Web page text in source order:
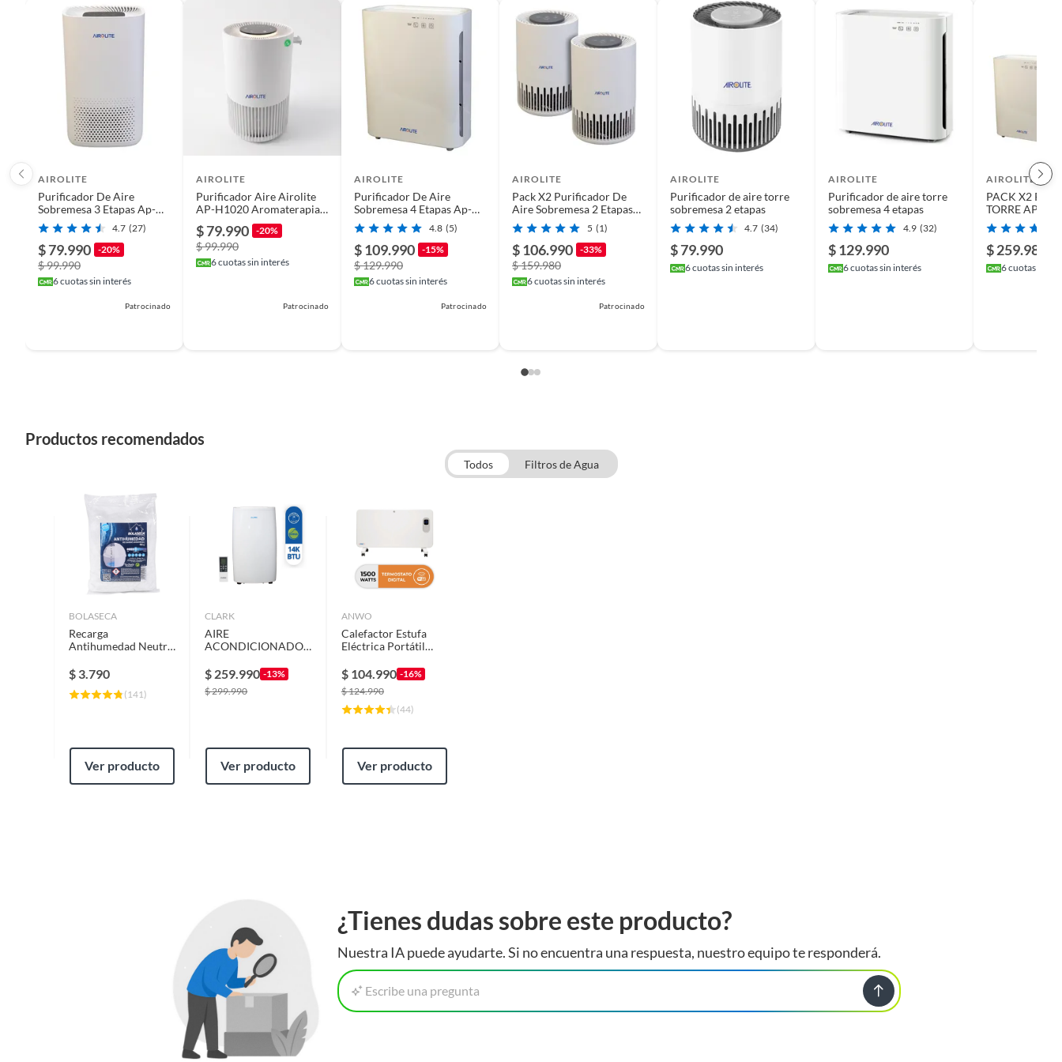
Características
El purificador Airolite AP-H1015 cuenta con un filtro HEPA que atrapa partículas como polen, polvo y humo de
cigarrillos, además de un prefiltro para partículas de mayor tamaño y una lámpara UV que elimina virus y bacterias.
necesario reemplazar el filtro. Su diseño es de plástico ABS de alta resistencia y sus repuestos estarán disponibles
por 5 años. El servicio técnico está garantizado por 10 años.
AIROLITE
Purificador De Aire
Sobremesa 3 Etapas Ap-
h1015 Airolite
4.7 (27)
$ 79.990 -20%
$ 99.990
6cuotas sin interés
Patrocinado
AIROLITE
Purificador Aire Airolite
AP-H1020 Aromaterapia
$ 79.990 -20%
$ 99.990
6cuotas sin interés
Patrocinado
AIROLITE
Purificador De Aire
Sobremesa 4 Etapas Ap-
h2010 Airolite
4.8 (5)
$ 109.990 -15%
$ 129.990
6cuotas sin interés
Patrocinado
AIROLITE
Pack X2 Purificador De
Aire Sobremesa 2 Etapas
Ap-h510 Airolite5 (1)
$ 106.990 -33%
$ 159.980
6cuotas sin interés
Patrocinado
AIROLITE
Purificador de aire torre
sobremesa 2 etapas
4.7 (34)
$ 79.990
6cuotas sin interés
AIROLITE
Purificador de aire torre
sobremesa 4 etapas
4.9 (32)
$ 129.990
6cuotas sin interés
AIROLITE
PACK X2 PURIFICADOR
TORRE AP
$ 259.980
6cuotas sin
Productos recomendados
Todos Filtros de Agua
BOLASECA
Recarga
Antihumedad Neutro
$ 3.790
( 141)
Ver producto
CLARK
AIRE
ACONDICIONADO
14.000 BTU
FRIO/CALOR
$ 259.990 -13%
$299.990
Ver producto
ANWO
Calefactor Estufa
Eléctrica Portátil
Liso 1500W Wifi
$ 104.990 -16%
$124.990
(44)
Ver producto
¿Tienes dudas sobre este producto?
Nuestra IA puede ayudarte. Si no encuentra una respuesta, nuestro equipo te responderá.
Escribe una pregunta